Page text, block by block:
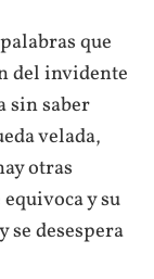
que
del invidente
sin saber
velada,
otras
y su
se desespera